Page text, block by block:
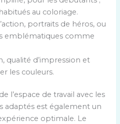
au coloriage.
portraits de héros, ou
emblématiques comme
qualité d’impression et
les couleurs.
l’espace de travail avec les
adaptés est également un
optimale. Le